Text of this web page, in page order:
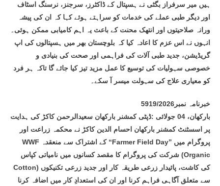
ہیں میر سرفراز بگٹی نے ہسپتال کے ڈاکٹرز، سرجنز، نرسنگ اسٹاف
اور دیگر طبی عملے کی خدمات کو سراہتے ہوئے کہا کہ ان کی پیشہ
ورانہ صلاحیتوں اور انتھک محنت کے باعث یہ اہم کامیابی ممکن ہوئی۔
انہوں نے اس عزم کا اعادہ کیا کہ بلوچستان بھر میں ہسپتالوں کی اپ
گریڈیشن، جدید طبی آلات کی فراہمی اور صحت کی بنیادی و
خصوصی سہولیات کی توسیع کا عمل مزید تیز کیا جائے گا تاکہ ہر فرد
کو معیاری علاج کی سہولت میسر آ سکے۔
خبرنامہ نمبر5919/2026
بارکھان، 04 جولائی :ڈپٹی کمشنر بارکھان سعیدالرحمن کاکڑ کی ہدایت
پر اسسٹنٹ کمشنر بارکھان احسام الدین کاکڑ نے محکمہ زراعت اور
WWF کے اشتراک سے منعقدہ “Farmer Field Day” پروگرام میں
شرکت کی پروگرام کا مقصد کسانوں میں نامیاتی کپاس (Organic
Cotton) کی کاشت، پائیدار زرعی طریقہ کار اور جدید زرعی تکنیکوں
سے متعلق آگاہی فراہم کرنا اور ان کی استعدادِ کار میں اضافہ کرنا